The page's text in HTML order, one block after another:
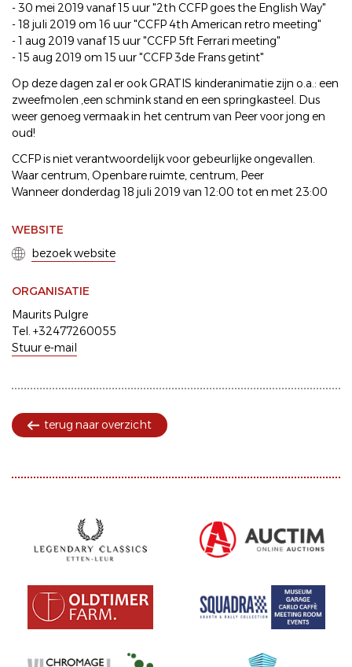
- 30 mei 2019 vanaf 15 uur "2th CCFP goes the English Way"
- 18 juli 2019 om 16 uur "CCFP 4th American retro meeting"
- 1 aug 2019 vanaf 15 uur "CCFP 5ft Ferrari meeting"
- 15 aug 2019 om 15 uur "CCFP 3de Frans getint"
Op deze dagen zal er ook GRATIS kinderanimatie zijn o.a.: een
zweefmolen ,een schmink stand en een springkasteel. Dus
weer genoeg vermaak in het centrum van Peer voor jong en
oud!
CCFP is niet verantwoordelijk voor gebeurlijke ongevallen.
Waar centrum, Openbare ruimte, centrum, Peer
Wanneer donderdag 18 juli 2019 van 12:00 tot en met 23:00
WEBSITE
bezoek website
ORGANISATIE
Maurits Pulgre
Tel. +32477260055
Stuur e-mail
terug naar overzicht